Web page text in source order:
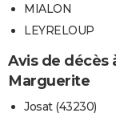
MIALON
LEYRELOUP
Avis de décès
Marguerite
Josat (43230)